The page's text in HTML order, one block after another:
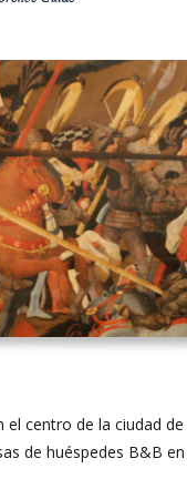
el centro de la ciudad
de huéspedes B&B